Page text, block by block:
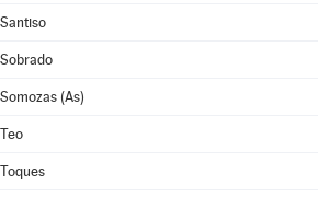
Santiso
Sobrado
Somozas (As)
Teo
Toques